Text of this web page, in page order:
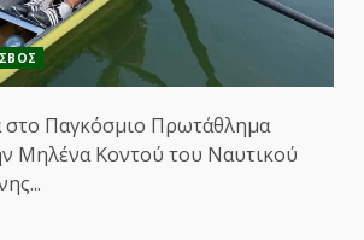
στο Παγκόσμιο Πρωτάθλημα
Μηλένα Κοντού του Ναυτικού